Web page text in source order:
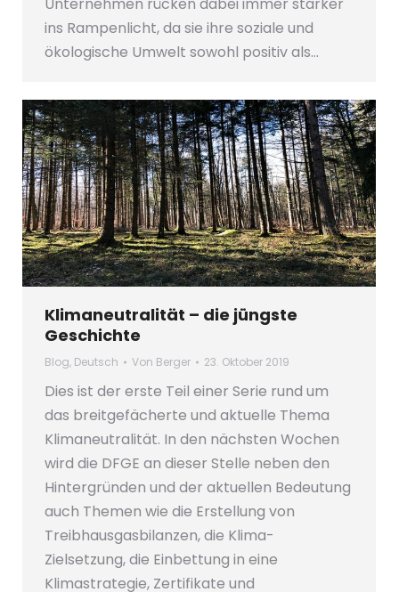
ins Rampenlicht, da sie ihre soziale und
ökologische Umwelt sowohl positiv als…
Klimaneutralität – die jüngste
Geschichte
Blog, Deutsch Von Berger 23. Oktober 2019
Dies ist der erste Teil einer Serie rund um
das breitgefächerte und aktuelle Thema
Klimaneutralität. In den nächsten Wochen
wird die DFGE an dieser Stelle neben den
Hintergründen und der aktuellen Bedeutung
auch Themen wie die Erstellung von
Treibhausgasbilanzen, die Klima-
Zielsetzung, die Einbettung in eine
Klimastrategie, Zertifikate und